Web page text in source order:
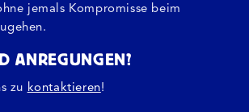
jemals Kompromisse beim
ANREGUNGEN?
zu kontaktieren!